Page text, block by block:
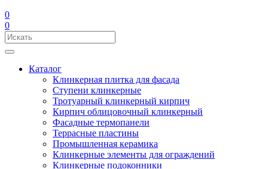
0
0
Каталог
Клинкерная плитка для фасада
Ступени клинкерные
Тротуарный клинкерный кирпич
Кирпич облицовочный клинкерный
Фасадные термопанели
Террасные пластины
Промышленная керамика
Клинкерные элементы для ограждений
Клинкерные подоконники